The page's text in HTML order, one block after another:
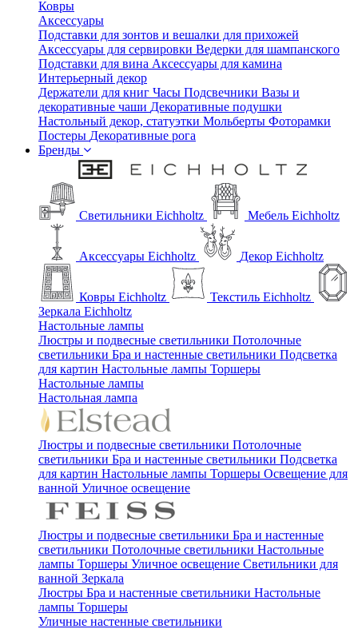
Ковры
Аксессуары
Подставки для зонтов и вешалки для прихожей
Аксессуары для сервировки Ведерки для шампанского
Подставки для вина Аксессуары для камина
Интерьерный декор
Держатели для книг Часы Подсвечники Вазы и
декоративные чаши Декоративные подушки
Настольный декор, статуэтки Мольберты Фоторамки
Постеры Декоративные рога
Бренды
Светильники Eichholtz Мебель Eichholtz
Аксессуары Eichholtz Декор Eichholtz
Ковры Eichholtz
Текстиль Eichholtz
Зеркала Eichholtz
Настольные лампы
Люстры и подвесные светильники Потолочные
светильники Бра и настенные светильники Подсветка
для картин Настольные лампы Торшеры
Настольные лампы
Настольная лампа
Люстры и подвесные светильники Потолочные
светильники Бра и настенные светильники Подсветка
для картин Настольные лампы Торшеры Освещение для
ванной Уличное освещение
Люстры и подвесные светильники Бра и настенные
светильники Потолочные светильники Настольные
лампы Торшеры Уличное освещение Светильники для
ванной Зеркала
Люстры Бра и настенные светильники Настольные
лампы Торшеры
Уличные настенные светильники